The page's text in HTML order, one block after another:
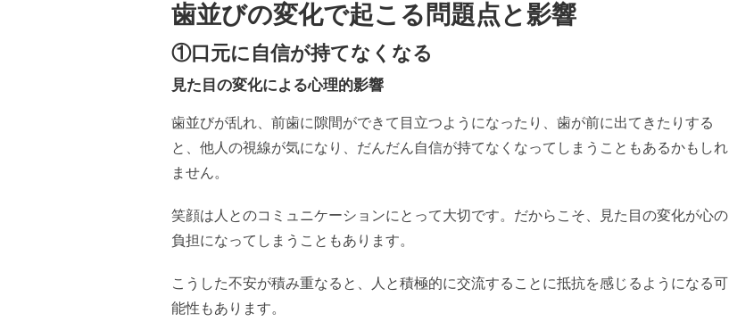
歯並びの変化で起こる問題点と影響
①口元に自信が持てなくなる
見た目の変化による心理的影響
歯並びが乱れ、前歯に隙間ができて目立つようになったり、歯が前に出てきたりする
と、他人の視線が気になり、だんだん自信が持てなくなってしまうこともあるかもしれ
ません。
笑顔は人とのコミュニケーションにとって大切です。だからこそ、見た目の変化が心の
負担になってしまうこともあります。
こうした不安が積み重なると、人と積極的に交流することに抵抗を感じるようになる可
能性もあります。